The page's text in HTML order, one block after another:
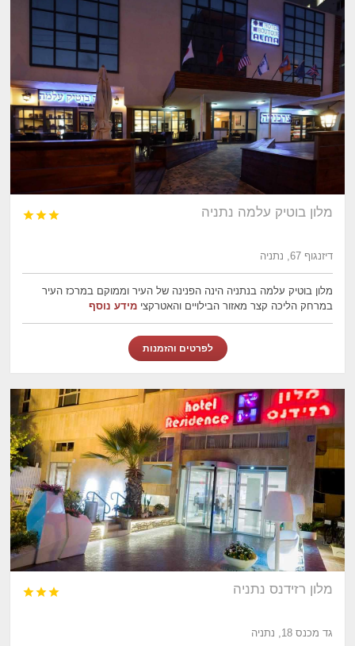
מלון בוטיק עלמה נתניה 


דיזנגוף 67, נתניה
מלון בוטיק עלמה בנתניה הינה הפנינה של העיר וממוקם במרכז העיר
במרחק הליכה קצר מאזור הבילויים והאטרקצימידע נוסף
לפרטים והזמנות
מלון רזידנס נתניה 


גד מכנס 18, נתניה